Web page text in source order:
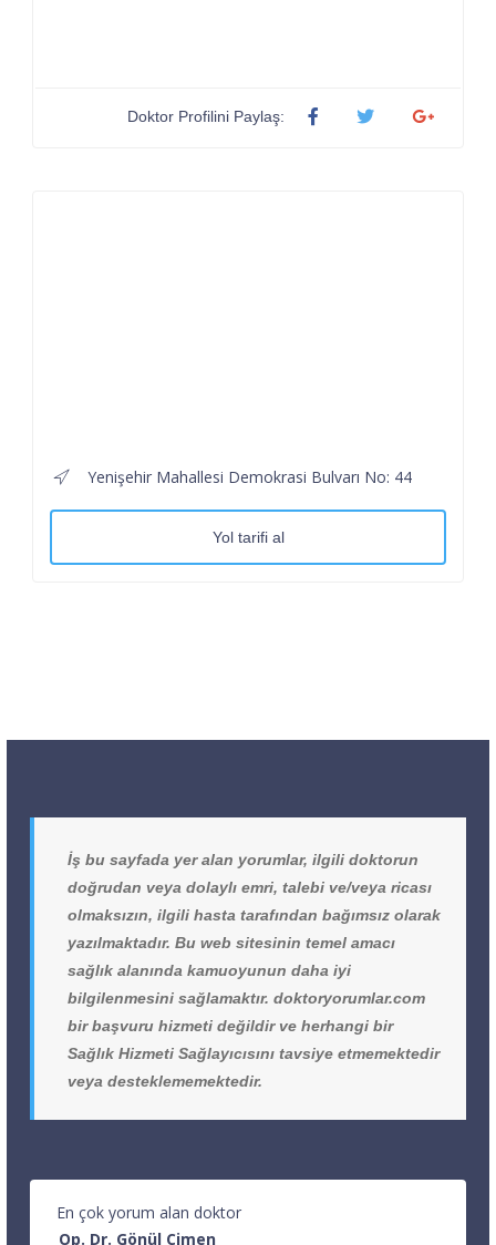
Doktor Profilini Paylaş:
Yenişehir Mahallesi Demokrasi Bulvarı No: 44
Yol tarifi al
İş bu sayfada yer alan yorumlar, ilgili doktorun
doğrudan veya dolaylı emri, talebi ve/veya ricası
olmaksızın, ilgili hasta tarafından bağımsız olarak
yazılmaktadır. Bu web sitesinin temel amacı
sağlık alanında kamuoyunun daha iyi
bilgilenmesini sağlamaktır. doktoryorumlar.com
bir başvuru hizmeti değildir ve herhangi bir
Sağlık Hizmeti Sağlayıcısını tavsiye etmemektedir
veya desteklememektedir.
En çok yorum alan doktor
Op. Dr. Gönül Çimen